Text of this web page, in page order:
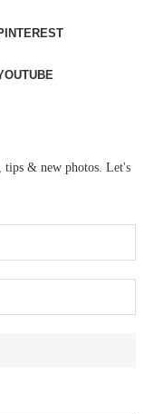
tips & new photos. Let's